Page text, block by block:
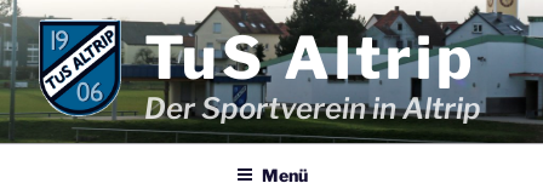
Zum
Inhalt
springen
TuS Altrip
Der Sportverein in Altrip
Menü